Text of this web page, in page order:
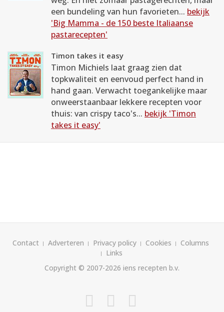
een bundeling van hun favorieten... bekijk
'Big Mamma - de 150 beste Italiaanse
pastarecepten'
Timon takes it easy
Timon Michiels laat graag zien dat
topkwaliteit en eenvoud perfect hand in
hand gaan. Verwacht toegankelijke maar
onweerstaanbaar lekkere recepten voor
thuis: van crispy taco's... bekijk 'Timon
takes it easy'
Contact Adverteren Privacy policy Cookies
Columns
Links
Copyright © 2007-2026 iens recepten b.v.